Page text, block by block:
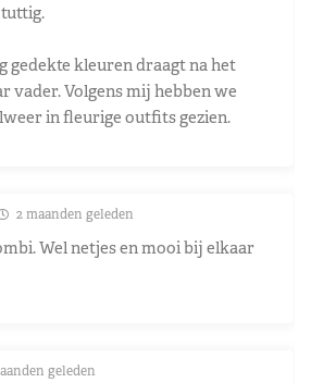
gedekte kleuren draagt na het
vader. Volgens mij hebben we
in fleurige outfits gezien.
2 maanden geleden
Wel netjes en mooi bij elkaar
geleden